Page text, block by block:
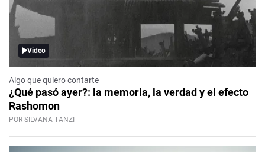
Video
Algo que quiero contarte
¿Qué pasó ayer?: la memoria, la verdad y el efecto
Rashomon
POR SILVANA TANZI